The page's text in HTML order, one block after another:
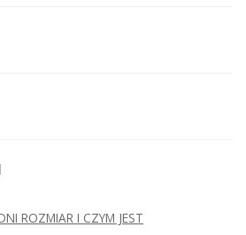
ROZMIAR I CZYM JEST